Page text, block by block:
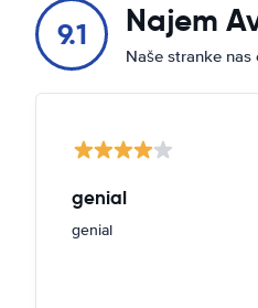
9.1 Najem
Naše stranke nas
genial
genial